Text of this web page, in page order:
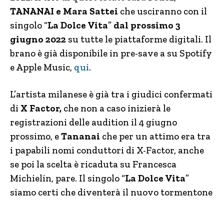
TANANAI e Mara Sattei che usciranno con il
singolo “La Dolce Vita” dal prossimo 3
giugno 2022 su tutte le piattaforme digitali. Il
brano è già disponibile in pre-save a su Spotify
e Apple Music, qui.
L’artista milanese è già tra i giudici confermati
di X Factor, che non a caso inizierà le
registrazioni delle audition il 4 giugno
prossimo, eTananai che per un attimo era tra
i papabili nomi conduttori di X-Factor, anche
se poi la scelta è ricaduta su Francesca
Michielin, pare. Il singolo “La Dolce Vita”
siamo certi che diventerà il nuovo tormentone